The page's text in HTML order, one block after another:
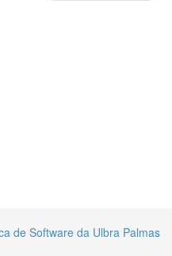
de Software da Ulbra Palmas